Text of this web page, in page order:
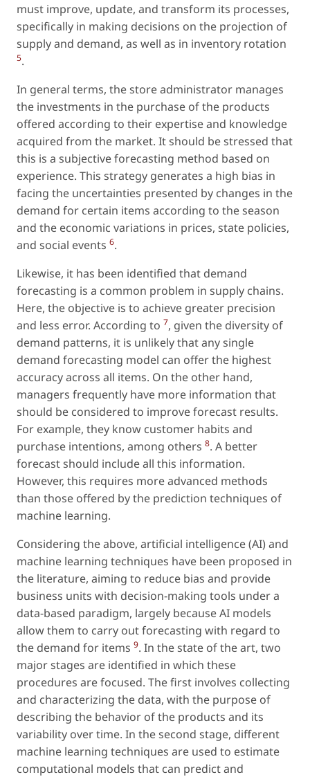
must improve, update, and transform its processes,
specifically in making decisions on the projection of
supply and demand, as well as in inventory rotation
5.
In general terms, the store administrator manages
the investments in the purchase of the products
offered according to their expertise and knowledge
acquired from the market. It should be stressed that
this is a subjective forecasting method based on
experience. This strategy generates a high bias in
facing the uncertainties presented by changes in the
demand for certain items according to the season
and the economic variations in prices, state policies,
and social events 6.
Likewise, it has been identified that demand
forecasting is a common problem in supply chains.
Here, the objective is to achieve greater precision
and less error. According to 7, given the diversity of
demand patterns, it is unlikely that any single
demand forecasting model can offer the highest
accuracy across all items. On the other hand,
managers frequently have more information that
should be considered to improve forecast results.
For example, they know customer habits and
purchase intentions, among others 8. A better
forecast should include all this information.
However, this requires more advanced methods
than those offered by the prediction techniques of
machine learning.
Considering the above, artificial intelligence (AI) and
machine learning techniques have been proposed in
the literature, aiming to reduce bias and provide
business units with decision-making tools under a
data-based paradigm, largely because AI models
allow them to carry out forecasting with regard to
the demand for items 9. In the state of the art, two
major stages are identified in which these
procedures are focused. The first involves collecting
and characterizing the data, with the purpose of
describing the behavior of the products and its
variability over time. In the second stage, different
machine learning techniques are used to estimate
computational models that can predict and